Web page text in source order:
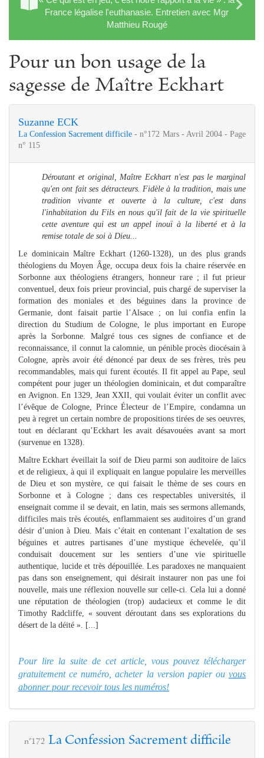
France légalise l'euthanasie. Entretien avec Mgr
Matthieu Rougé
Pour un bon usage de la
sagesse de Maître Eckhart
Suzanne ECK
La Confession Sacrement difficile- n°172 Mars - Avril 2004 - Page
n° 115
Déroutant et original, Maître Eckhart n'est pas le marginal
qu'en ont fait ses détracteurs. Fidèle à la tradition, mais une
tradition vivante et ouverte à la culture, c'est dans
l'inhabitation du Fils en nous qu'il fait de la vie spirituelle
cette aventure qui est un appel inouï à la liberté et à la
remise totale de soi à Dieu...
Le dominicain Maître Eckhart (1260-1328), un des plus grands
théologiens du Moyen Âge, occupa deux fois la chaire réservée en
Sorbonne aux théologiens étrangers, honneur rare ; il fut prieur
conventuel, deux fois prieur provincial, puis chargé de superviser la
formation des moniales et des béguines dans la province de
Germanie, dont faisait partie l’Alsace ; on lui confia enfin la
direction du Studium de Cologne, le plus important en Europe
après la Sorbonne. Malgré tous ces signes de confiance et de
reconnaissance, il connut la calomnie, un pénible procès diocésain à
Cologne, après avoir été dénoncé par deux de ses frères, très peu
recommandables, mais qui furent écoutés. Il fit appel au Pape, seul
compétent pour juger un théologien dominicain, et dut comparaître
en Avignon. En 1329, Jean XXII, qui voulait éviter un conflit avec
l’évêque de Cologne, Prince Électeur de l’Empire, condamna un
peu à regret un certain nombre de propositions tirées de ses oeuvres,
tout en déclarant qu’Eckhart les avait désavouées avant sa mort
(survenue en 1328).
Maître Eckhart éveillait la soif de Dieu parmi son auditoire de laïcs
et de religieux, à qui il expliquait en langue populaire les merveilles
de Dieu et son mystère, ce qui faisait le thème de ses cours en
Sorbonne et à Cologne ; dans ces respectables universités, il
enseignait comme il se devait, en latin, mais ses sermons allemands,
difficiles mais très écoutés, enflammaient ses auditoires d’un grand
désir d’union à Dieu. Mais c’était en contenant l’exaltation de ses
béguines et autres partisanes d’une mystique échevelée, qu’il
conduisait doucement sur les sentiers d’une vie spirituelle
authentique, lucide et très dépouillée. Les paradoxes ne manquaient
pas dans son enseignement, qui désirait instaurer non pas une foi
nouvelle, mais une réflexion nouvelle sur celle-ci. Cela lui a donné
une réputation de théologien (trop) audacieux et comme le dit
Timothy Radcliffe, « souvent déroutant dans ses explorations du
désert de la déité ». [...]
Pour lire la suite de cet article, vous pouvez télécharger
gratuitement ce numéro, acheter la version papier ou vous
abonner pour recevoir tous les numéros!
n°172 La Confession Sacrement difficile